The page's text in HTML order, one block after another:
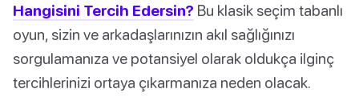
Hangisini Tercih Edersin? Bu klasik seçim tabanlı
oyun, sizin ve arkadaşlarınızın akıl sağlığınızı
sorgulamanıza ve potansiyel olarak oldukça ilginç
tercihlerinizi ortaya çıkarmanıza neden olacak.